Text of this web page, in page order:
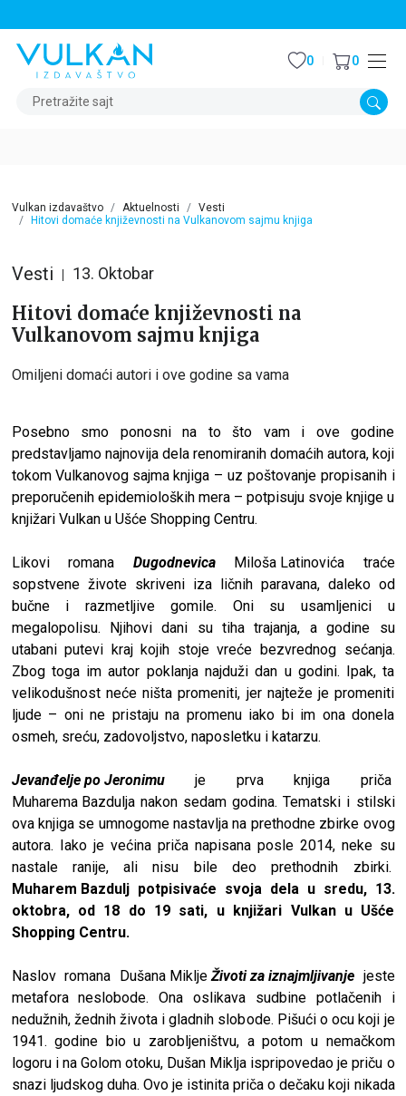
Pretražite sajt
0 0
Vulkan izdavaštvo Aktuelnosti
Vesti
Hitovi domaće književnosti na Vulkanovom sajmu knjiga
Vesti 13. Oktobar
Hitovi domaće književnosti na
Vulkanovom sajmu knjiga
Omiljeni domaći autori i ove godine sa vama
Posebno smo ponosni na to što vam i ove godine
predstavljamo najnovija dela renomiranih domaćih autora, koji
tokomVulkanovog sajma knjiga – uz poštovanje propisanih i
preporučenih epidemioloških mera – potpisuju svoje knjige u
knjižari Vulkan u Ušće Shopping Centru.
Likovi romana Dugodnevica Miloša Latinovića traće
sopstvene živote skriveni iza ličnih paravana, daleko od
bučne i razmetljive gomile. Oni su usamljenici u
megalopolisu. Njihovi dani su tiha trajanja, a godine su
utabani putevi kraj kojih stoje vreće bezvrednog sećanja.
Zbog toga im autor poklanja najduži dan u godini. Ipak, ta
velikodušnost neće ništa promeniti, jer najteže je promeniti
ljude – oni ne pristaju na promenu iako bi im ona donela
osmeh, sreću, zadovoljstvo, naposletku i katarzu.
Jevanđelje po Jeronimuje prva knjiga priča
Muharema Bazduljanakon sedam godina. Tematski i stilski
ova knjiga se umnogome nastavlja na prethodne zbirke ovog
autora. Iako je većina priča napisana posle 2014, neke su
nastale ranije, ali nisu bile deo prethodnih zbirki.
Muharem Bazduljpotpisivaće svoja dela u sredu, 13.
oktobra, od 18 do 19 sati, u knjižari Vulkan u Ušće
Shopping Centru.
Naslov romana Dušana Miklje Životi za iznajmljivanjejeste
metafora neslobode. Ona oslikava sudbine potlačenih i
nedužnih, žednih života i gladnih slobode. Pišući o ocu koji je
1941. godine bio u zarobljeništvu, a potom u nemačkom
logoru i na Golom otoku, Dušan Miklja ispripovedao je priču o
snazi ljudskog duha. Ovo je istinita priča o dečaku koji nikada